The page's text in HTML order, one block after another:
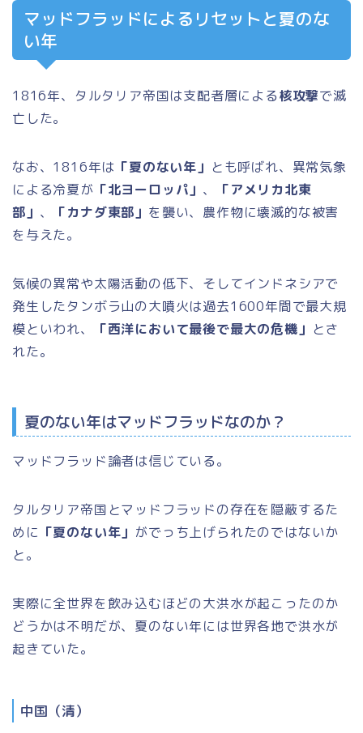
マッドフラッドによるリセットと夏のな
い年
1816年、タルタリア帝国は支配者層による核攻撃で滅
亡した。
なお、1816年は 「夏のない年」 とも呼ばれ、異常気象
による冷夏が 「北ヨーロッパ」 、
「アメリカ北東
部」 、 「カナダ東部」 を襲い、農作物に壊滅的な被害
を与えた。
気候の異常や太陽活動の低下、そしてインドネシアで
発生したタンボラ山の大噴火は過去1600年間で最大規
模といわれ、
「西洋において最後で最大の危機」 とさ
れた。
夏のない年はマッドフラッドなのか？
マッドフラッド論者は信じている。
タルタリア帝国とマッドフラッドの存在を隠蔽するた
めに 「夏のない年」 がでっち上げられたのではないか
と。
実際に全世界を飲み込むほどの大洪水が起こったのか
どうかは不明だが、 夏のない年には世界各地で洪水が
起きていた。
中国（清）